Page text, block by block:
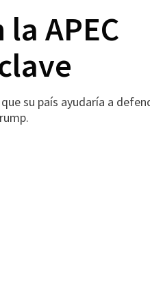
APEC
su país ayudaría a